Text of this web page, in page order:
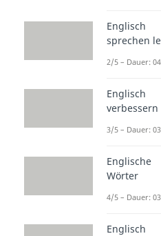
Emilia ist
treu
indem sie
dessen
ersticht
neben
Englisch
sprechen
2/5 – Dauer:
Englisch
verbessern
3/5 – Dauer:
Englische
Wörter
4/5 – Dauer:
Englisch